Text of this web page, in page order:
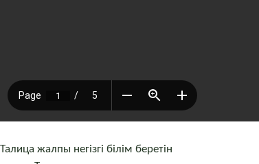
жалпы негізгі білім беретін